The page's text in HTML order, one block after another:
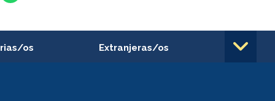
os Extranjeras/os